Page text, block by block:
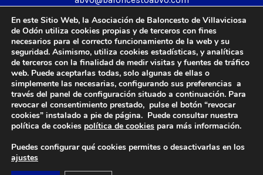
TELÉFONO
916 657 426
© 2024 Agrupación Baloncesto de Villaviciosa de Odón.
Aviso Legal
Política de Privacidad
Política de Cookies
Diseño y Desarrollo web by
En este Sitio Web, la Asociación de Baloncesto de Villaviciosa
de Odón utiliza cookies propias y de terceros con fines
necesarios para el correcto funcionamiento de la web y su
seguridad. Asimismo, utiliza cookies estadísticas, y analíticas
de terceros con la finalidad de medir visitas y fuentes de tráfico
web. Puede aceptarlas todas, solo algunas de ellas o
simplemente las necesarias, configurando sus preferencias a
través del panel de configuración situado a continuación. Para
revocar el consentimiento prestado, pulse el botón “revocar
cookies” instalado a pie de página. Puede consultar nuestra
política de cookies política de cookies para más información.
Puedes configurar qué cookies permites o desactivarlas en los
ajustes